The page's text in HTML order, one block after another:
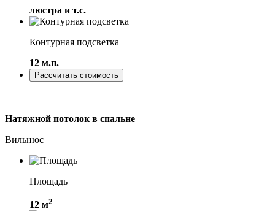
люстра и т.с.
Контурная подсветка
12 м.п.
Рассчитать стоимость
Натяжной потолок в спальне
Вильнюс
Площадь
12 м2